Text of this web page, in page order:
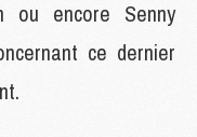
ou encore Senny
ce dernier